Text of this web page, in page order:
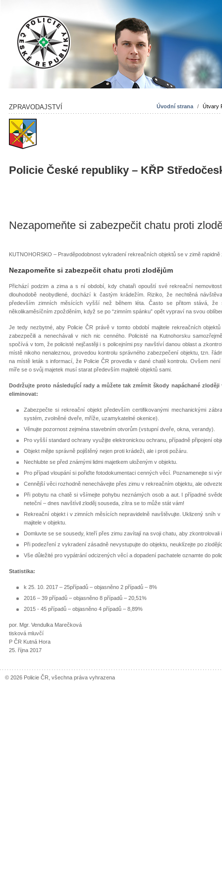
Úvodní strana / Útvary
ZPRAVODAJSTVÍ
Policie České republiky – KŘP
Nezapomeňte si zabezpečit chatu proti
KUTNOHORSKO – Pravděpodobnost vykradení rekreačních objektů se v zimě
Nezapomeňte si zabezpečit chatu proti zlodějům
Přichází podzim a zima a s ní období, kdy chataři opouští své rekreační
dlouhodobě neobydlené, dochází k častým krádežím. Riziko, že nechtěná
především zimních měsících vyšší než během léta. Často se přitom stává, že
několikaměsíčním zpožděním, když se po “zimním spánku” opět vypraví na svou
Je tedy nezbytné, aby Policie ČR právě v tomto období majitele rekreačních
zabezpečili a nenechávali v nich nic cenného. Policisté na Kutnohorsku
spočívá v tom, že policisté nejčastěji i s policejními psy navštíví danou oblast a
místě nikoho nenaleznou, provedou kontrolu správného zabezpečení objektu, tzn.
na místě leták s informací, že Policie ČR provedla v dané chatě kontrolu. Ovšem
míře se o svůj majetek musí starat především majitelé objektů sami.
Dodržujte proto následující rady a můžete tak zmírnit škody napáchané
eliminovat:
Zabezpečte si rekreační objekt především certifikovanými mechanickými
systém, zvolněné dveře, mříže, uzamykatelné okenice).
Věnujte pozornost zejména stavebním otvorům (vstupní dveře, okna, verandy).
Pro vyšší standard ochrany využijte elektronickou ochranu, případně připojení
Objekt mějte správně pojištěný nejen proti krádeži, ale i proti požáru.
Nechlubte se před známými lidmi majetkem uloženým v objektu.
Pro případ vloupání si pořiďte fotodokumentaci cenných věcí. Poznamenejte si
Cennější věci rozhodně nenechávejte přes zimu v rekreačním objektu, ale
Při pobytu na chatě si všímejte pohybu neznámých osob a aut. I případné
neteční – dnes navštívil zloděj souseda, zítra se to může stát vám!
Rekreační objekt i v zimních měsících nepravidelně navštěvujte. Uklizený sníh
majitele v objektu.
Domluvte se se sousedy, kteří přes zimu zavítají na svoji chatu, aby zkontrolovali
Při podezření z vykradení zásadně nevystupujte do objektu, neuklízejte po
Vše důležité pro vypátrání odcizených věcí a dopadení pachatele oznamte do
Statistika:
k 25. 10. 2017 – 25případů – objasněno 2 případů – 8%
2016 – 39 případů – objasněno 8 případů – 20,51%
2015 - 45 případů – objasněno 4 případů – 8,89%
por. Mgr. Vendulka Marečková
tisková mluvčí
P ČR Kutná Hora
25. října 2017
© 2026 Policie ČR, všechna práva vyhrazena